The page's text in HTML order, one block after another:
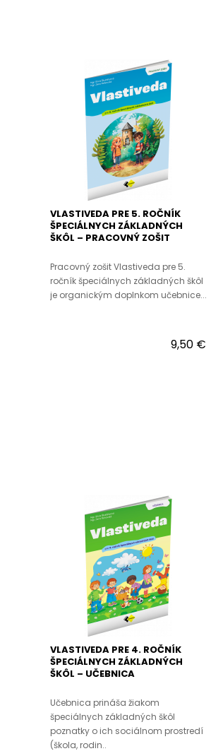
VLASTIVEDA PRE 5. ROČNÍK
ŠPECIÁLNYCH ZÁKLADNÝCH
ŠKÔL – PRACOVNÝ ZOŠIT
Pracovný zošit Vlastiveda pre 5.
ročník špeciálnych základných škôl
je organickým doplnkom učebnice...
9,50 €
VLASTIVEDA PRE 4. ROČNÍK
ŠPECIÁLNYCH ZÁKLADNÝCH
ŠKÔL – UČEBNICA
Učebnica prináša žiakom
špeciálnych základných škôl
poznatky o ich sociálnom prostredí
(škola, rodin..